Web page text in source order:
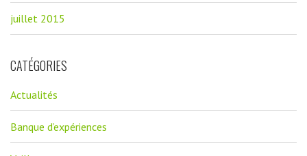
juillet 2015
CATÉGORIES
Actualités
Banque d’expériences